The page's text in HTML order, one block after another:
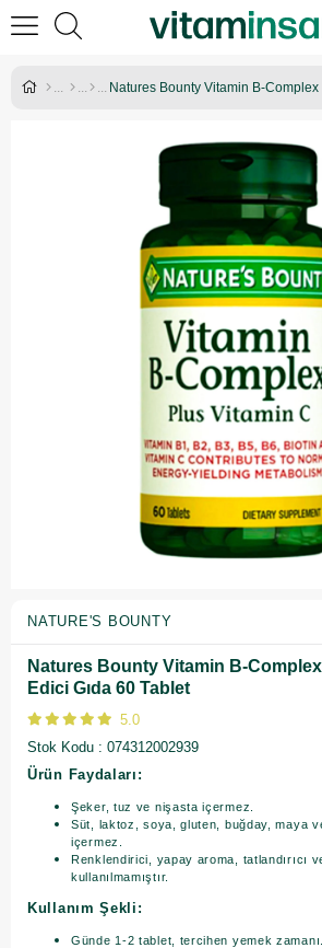
Natures Bounty Vitamin B-
NATURE'S BOUNTY
Natures Bounty Vitamin B-
Edici Gıda 60 Tablet
5.0
Stok Kodu
074312002939
Ürün Faydaları:
Şeker, tuz ve nişasta içermez.
Süt, laktoz, soya, gluten, buğday, maya
içermez.
Renklendirici, yapay aroma, tatlandırıcı
kullanılmamıştır.
Kullanım Şekli:
Günde 1-2 tablet, tercihen yemek zamanı.